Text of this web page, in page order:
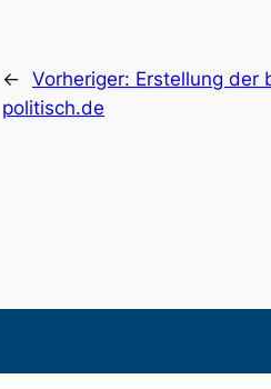
← Vorheriger: Erstellung der
politisch.de